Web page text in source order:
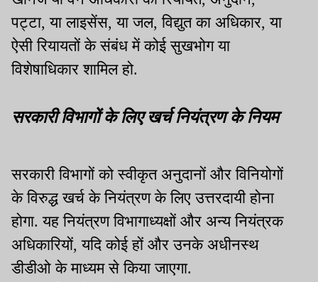
पट्टा, या लाइसेंस, या जल, विद्युत का अधिकार, या
ऐसी रियायतों के संबंध में कोई सुखभोग या
विशेषाधिकार शामिल हो.
सरकारी विभागों के लिए खर्च नियंत्रण के नियम
सरकारी विभागों को स्वीकृत अनुदानों और विनियोगों
के विरुद्ध खर्च के नियंत्रण के लिए उत्तरदायी होना
होगा. यह नियंत्रण विभागाध्यक्षों और अन्य नियंत्रक
अधिकारियों, यदि कोई हों और उनके अधीनस्थ
डीडीओ के माध्यम से किया जाएगा.